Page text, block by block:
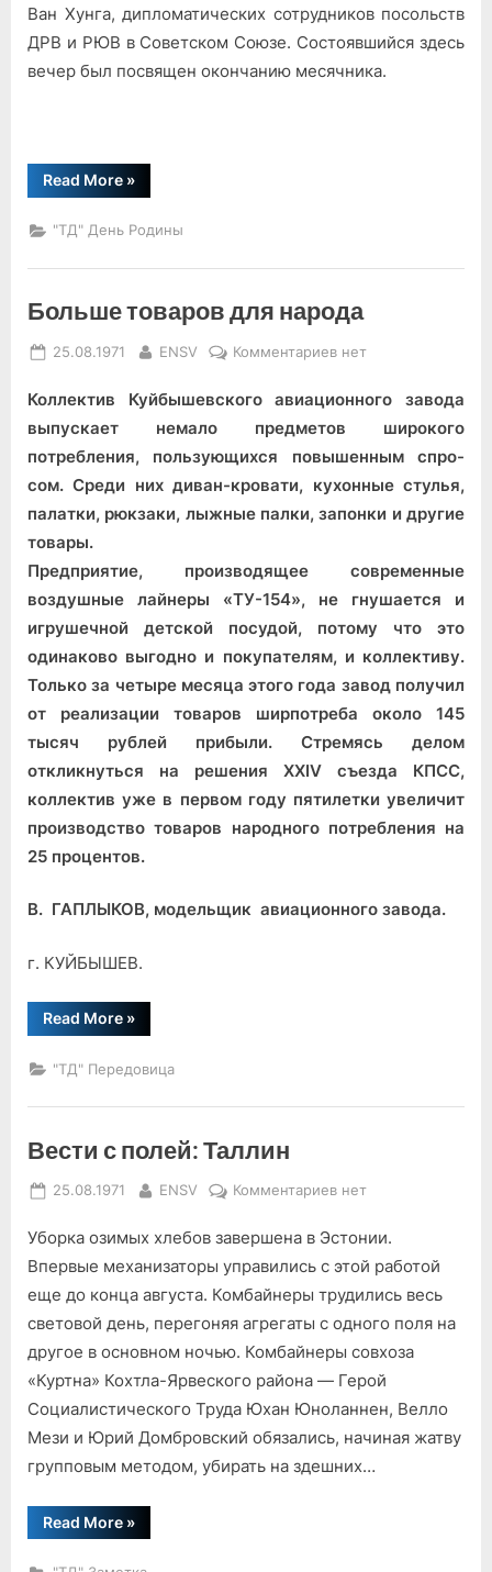
Ван Хунга, дипломати­ческих сотрудников посольств
ДРВ и РЮВ в Советском Союзе. Состо­явшийся здесь
вечер был посвя­щен окончанию месячника.
Read More“Братская
дружба
солидарность”
»
"ТД" День Родины
Больше товаров для народа
Posted
25.08.1971 By
ENSV Комментариевк
Больше
товаров
нет
Коллектив Куйбышевского авиационного завода
выпускает немало предметов широкого
потребления, пользующихся повышенным спро­
сом. Среди них диван-кровати, кухонные стулья,
палатки, рюкзаки, лыжные палки, запонки и другие
товары.
Предприятие, произво­дящее современные
воздушные лайнеры «ТУ-154», не гнушается и
игрушечной детской посудой, потому что это
одинаково выгодно и покупателям, и коллективу.
Только за четыре месяца этого года за­вод получил
от реализации товаров ширпотреба около 145
тысяч рублей прибыли. Стремясь делом
откликнуться на решения XXIV съезда КПСС,
коллектив уже в первом году пятилетки увеличит
про­изводство товаров народного потребления на
25 процентов.
В. ГАПЛЫКОВ, модельщик авиационного завода.
г. КУЙБЫШЕВ.
Read More“Больше
товаров
народа”
»
"ТД" Передовица
Вести с полей: Таллин
Posted
25.08.1971 By
ENSV Комментариевк
Вести
с
нет
Уборка озимых хлебов завершена в Эстонии.
Впервые механизаторы управились с этой работой
еще до конца августа. Комбайнеры трудились весь
свето­вой день, перегоняя агрегаты с одного поля на
другое в основном ночью. Комбайне­ры совхоза
«Куртна» Кохтла-Ярвеского района — Герой
Социалистического Труда Юхан Юноланнен, Велло
Мези и Юрий Домбровский обязались, начиная жатву
груп­повым методом, убирать на здешних…
Read More“Вести
с
Таллин”
»